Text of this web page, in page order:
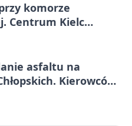
komorze
Centrum Kielc
asfaltu na
Kierowców